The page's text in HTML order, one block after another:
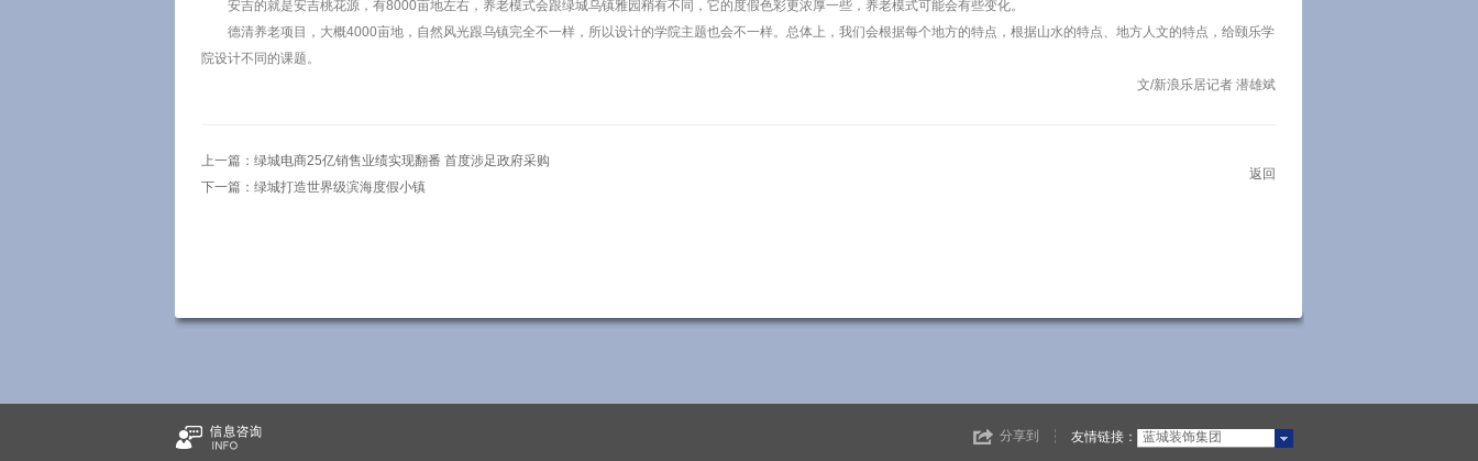
安吉的就是安吉桃花源，有8000亩地左右，养老模式会跟绿城乌镇雅园稍有不同，它的度假色彩更浓厚一些，养老模式可能会有些变化。
德清养老项目，大概4000亩地，自然风光跟乌镇完全不一样，所以设计的学院主题也会不一样。总体上，我们会根据每个地方的特点，根据山水的特点、地方人文的特点，给颐乐学
院设计不同的课题。
文/新浪乐居记者 潜雄斌
上一篇： 绿城电商25亿销售业绩实现翻番 首度涉足政府采购
下一篇： 绿城打造世界级滨海度假小镇
返回
分享到 蓝城装饰集团
友情链接：